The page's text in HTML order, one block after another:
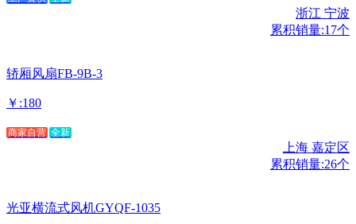
浙江 宁波
累积销量:17个
轿厢风扇FB-9B-3
￥:180
商家自营 全新
上海 嘉定区
累积销量:26个
光亚横流式风机GYQF-1035